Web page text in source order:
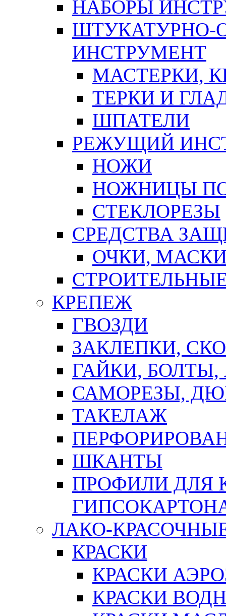
НАБОРЫ
ШТУКАТУРНО-
ИНСТРУМЕНТ
МАСТЕРКИ,
ТЕРКИ И
ШПАТЕЛИ
РЕЖУЩИЙ
НОЖИ
НОЖНИЦЫ
СТЕКЛОРЕЗЫ
СРЕДСТВА
ОЧКИ,
КРЕПЕЖ
ГВОЗДИ
ЗАКЛЕПКИ,
ГАЙКИ,
САМОРЕЗЫ,
ТАКЕЛАЖ
ШКАНТЫ
ПРОФИЛИ ДЛЯ
ЛАКО-
КРАСКИ
КРАСКИ
КРАСКИ